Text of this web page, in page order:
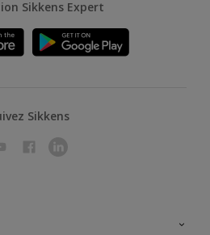
Sikkens Expert
Sikkens